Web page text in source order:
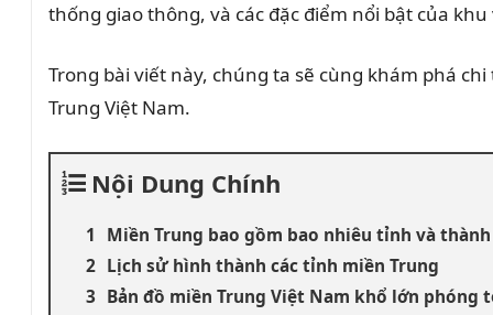
thống giao thông, và các đặc điểm nổi bật của
Trong bài viết này, chúng ta sẽ cùng khám phá
Trung Việt Nam.
Nội Dung Chính
Miền Trung bao gồm bao nhiêu tỉnh và thành
Lịch sử hình thành các tỉnh miền Trung
Bản đồ miền Trung Việt Nam khổ lớn phóng